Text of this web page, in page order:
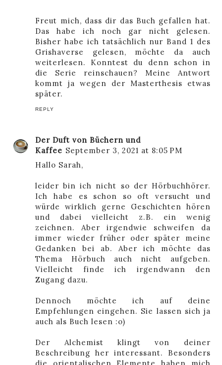
Freut mich, dass dir das Buch gefallen hat.
Das habe ich noch gar nicht gelesen.
Bisher habe ich tatsächlich nur Band 1 des
Grishaverse gelesen, möchte da auch
weiterlesen. Konntest du denn schon in
die Serie reinschauen? Meine Antwort
kommt ja wegen der Masterthesis etwas
später.
REPLY
Der Duft von Büchern und
Kaffee September 3, 2021 at 8:05 PM
Hallo Sarah,
leider bin ich nicht so der Hörbuchhörer.
Ich habe es schon so oft versucht und
würde wirklich gerne Geschichten hören
und dabei vielleicht z.B. ein wenig
zeichnen. Aber irgendwie schweifen da
immer wieder früher oder später meine
Gedanken bei ab. Aber ich möchte das
Thema Hörbuch auch nicht aufgeben.
Vielleicht finde ich irgendwann den
Zugang dazu.
Dennoch möchte ich auf deine
Empfehlungen eingehen. Sie lassen sich ja
auch als Buch lesen :o)
Der Alchemist klingt von deiner
Beschreibung her interessant. Besonders